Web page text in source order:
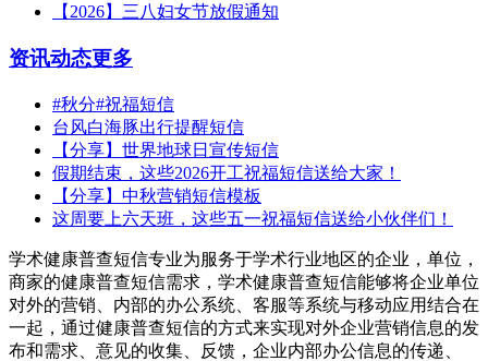
【2026】三八妇女节放假通知
资讯动态更多
#秋分#祝福短信
台风白海豚出行提醒短信
【分享】世界地球日宣传短信
假期结束，这些2026开工祝福短信送给大家！
【分享】中秋营销短信模板
这周要上六天班，这些五一祝福短信送给小伙伴们！
学术健康普查短信专业为服务于学术行业地区的企业，单位，
商家的健康普查短信需求，学术健康普查短信能够将企业单位
对外的营销、内部的办公系统、客服等系统与移动应用结合在
一起，通过健康普查短信的方式来实现对外企业营销信息的发
布和需求、意见的收集、反馈，企业内部办公信息的传递、